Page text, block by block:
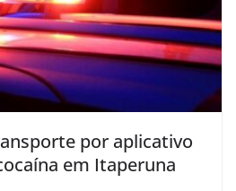
por aplicativo
em Itaperuna